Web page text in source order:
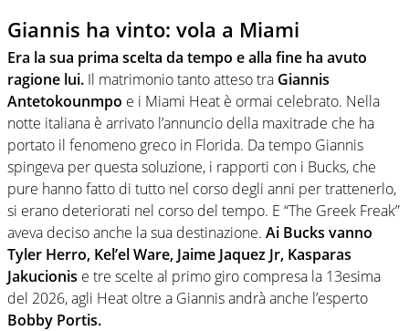
Giannis ha vinto: vola a Miami
Era la sua prima scelta da tempo e alla fine ha avuto
ragione lui. Il matrimonio tanto atteso tra Giannis
Antetokounmpo e i Miami Heat è ormai celebrato. Nella
notte italiana è arrivato l’annuncio della maxitrade che ha
portato il fenomeno greco in Florida. Da tempo Giannis
spingeva per questa soluzione, i rapporti con i Bucks, che
pure hanno fatto di tutto nel corso degli anni per trattenerlo,
si erano deteriorati nel corso del tempo. E “The Greek Freak”
aveva deciso anche la sua destinazione. Ai Bucks vanno
Tyler Herro, Kel’el Ware, Jaime Jaquez Jr, Kasparas
Jakucionis e tre scelte al primo giro compresa la 13esima
del 2026, agli Heat oltre a Giannis andrà anche l’esperto
Bobby Portis.